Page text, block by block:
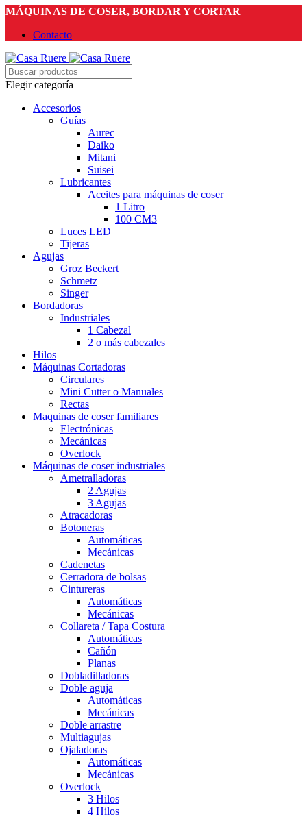
MÁQUINAS DE COSER, BORDAR Y CORTAR
Contacto
Elegir categoría
Accesorios
Guías
Aurec
Daiko
Mitani
Suisei
Lubricantes
Aceites para máquinas de coser
1 Litro
100 CM3
Luces LED
Tijeras
Agujas
Groz Beckert
Schmetz
Singer
Bordadoras
Industriales
1 Cabezal
2 o más cabezales
Hilos
Máquinas Cortadoras
Circulares
Mini Cutter o Manuales
Rectas
Maquinas de coser familiares
Electrónicas
Mecánicas
Overlock
Máquinas de coser industriales
Ametralladoras
2 Agujas
3 Agujas
Atracadoras
Botoneras
Automáticas
Mecánicas
Cadenetas
Cerradora de bolsas
Cintureras
Automáticas
Mecánicas
Collareta / Tapa Costura
Automáticas
Cañón
Planas
Dobladilladoras
Doble aguja
Automáticas
Mecánicas
Doble arrastre
Multiagujas
Ojaladoras
Automáticas
Mecánicas
Overlock
3 Hilos
4 Hilos